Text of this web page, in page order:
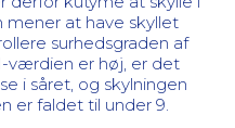
mener at have skyllet
surhedsgraden af
værdien er høj, er det
i såret, og skylningen
faldet til under 9.